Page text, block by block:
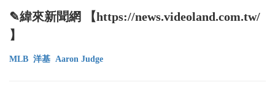
✎緯來新聞網 【https://news.videoland.com.tw/
】
MLB 洋基 Aaron Judge